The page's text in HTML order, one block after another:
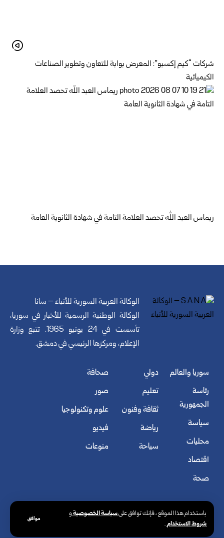
باستخدام هذا الموقع ، فإنك توافق علىسياسة الخصوصيةو
شروط الاستخدام.
موافق
شركات “كيم إكسبو”: المعرض بوابة للتعاون وتطوير الصناعات
الكيميائية
ريماس العبد الله تحصد العلامة التامة في شهادة الثانوية العامة
الوكالة العربية السورية للأنباء – سانا
الوكالة الوطنية الرسمية للأخبار في سوريا،
تأسست في 24 يونيو 1965. تتبع وزارة
الإعلام، ومركزها الرئيسي في دمشق.
سوريا والعالم
رئاسة
الجمهورية
سياسة
محليات
اقتصاد
صحة
دولي
تعليم
ثقافة وفنون
رياضة
سياحة
صحافة
صور
علوم وتكنولوجيا
فيديو
منوعات
© الوكالة العربية السورية للأنباء. كافة الحقوق محفوظة.